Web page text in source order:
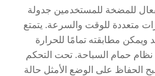
للمضخة للمستخدمين جدولة
متعددة للوقت والسرعة. يتمتع
ويمكن مطابقته تمامًا للحرارة
حمام السباحة. تحت التحكم
الحفاظ على الوضع الأمثل حالة